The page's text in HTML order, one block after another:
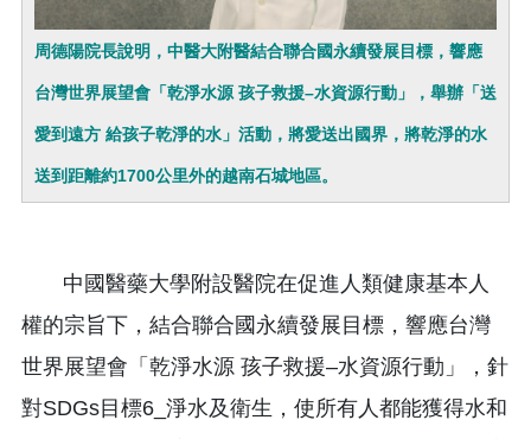
周德陽院長說明，中醫大附醫結合聯合國永續發展目標，響應
台灣世界展望會「乾淨水源 孩子救援–水資源行動」，舉辦「送
愛到遠方 給孩子乾淨的水」活動，將愛送出國界，將乾淨的水
送到距離約1700公里外的越南石城地區。
中國醫藥大學附設醫院在促進人類健康基本人
權的宗旨下，結合聯合國永續發展目標，響應台灣
世界展望會「乾淨水源 孩子救援–水資源行動」，針
對SDGs目標6_淨水及衛生，使所有人都能獲得水和